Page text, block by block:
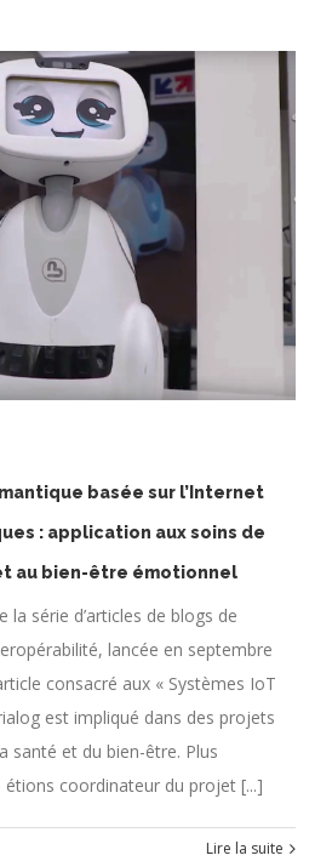
basée sur l’Internet
: application aux soins de
au bien-être émotionnel
la série d’articles de blogs de
lancée en septembre
consacré aux « Systèmes IoT
est impliqué dans des projets
santé et du bien-être. Plus
coordinateur du projet [...]
Lire la suite